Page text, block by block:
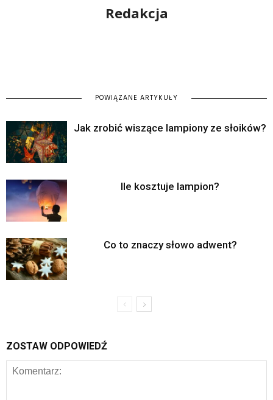
Redakcja
POWIĄZANE ARTYKUŁY
Jak zrobić wiszące lampiony ze słoików?
Ile kosztuje lampion?
Co to znaczy słowo adwent?
ZOSTAW ODPOWIEDŹ